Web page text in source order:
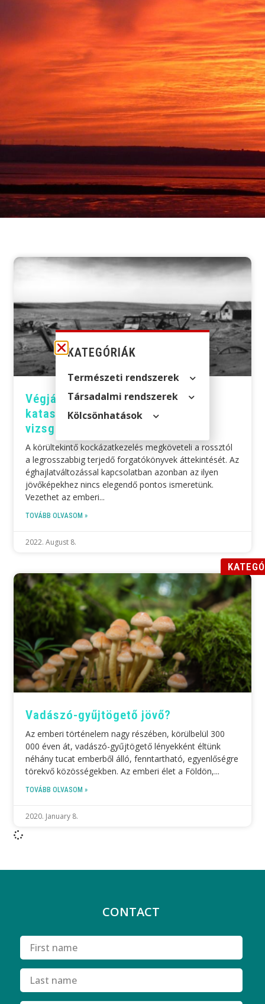
Végjáték az éghajlatban:
katasztrofális forgatókönyvek
vizsgálata
A körültekintő kockázatkezelés megköveteli a rossztól
a legrosszabbig terjedő forgatókönyvek áttekintését. Az
éghajlatváltozással kapcsolatban azonban az ilyen
jövőképekhez nincs elegendő pontos ismeretünk.
Vezethet az emberi
TOVÁBB OLVASOM »
2022. August 8.
Vadászó-gyűjtögető jövő?
Az emberi történelem nagy részében, körülbelül 300
000 éven át, vadászó-gyűjtögető lényekként éltünk
néhány tucat emberből álló, fenntartható, egyenlőségre
törekvő közösségekben. Az emberi élet a Földön,
TOVÁBB OLVASOM »
2020. January 8.
CONTACT
KATEGÓRIÁK
Természeti rendszerek
Társadalmi rendszerek
Kölcsön­hatások